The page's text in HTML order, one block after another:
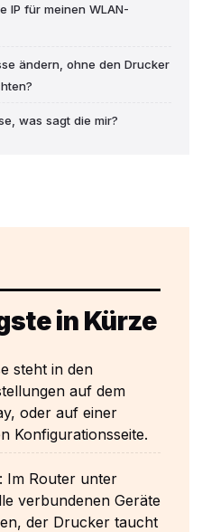
IP für meinen WLAN-
ändern, ohne den Drucker
was sagt die mir?
in Kürze
steht in den
auf dem
oder auf einer
Konfigurationsseite.
Im Router unter
verbundenen Geräte
der Drucker taucht